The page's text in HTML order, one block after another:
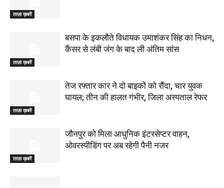
ताज़ा ख़बरें
ताज़ा ख़बरें
बसपा के इकलौते विधायक उमाशंकर सिंह का निधन,
कैंसर से लंबी जंग के बाद ली अंतिम सांस
ताज़ा ख़बरें
तेज रफ्तार कार ने दो बाइकों को रौंदा, चार युवक
घायल; तीन की हालत गंभीर, जिला अस्पताल रेफर
ताज़ा ख़बरें
जौनपुर को मिला आधुनिक इंटरसेप्टर वाहन,
ओवरस्पीडिंग पर अब रहेगी पैनी नजर